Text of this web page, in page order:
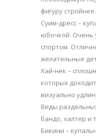
фигуру стройнее.
Суим-дресс –
юбочкой. Очень
спортом.
желательные
Хай-нек –
которых
визуально
Виды
бандо, халтер и
Бикини –